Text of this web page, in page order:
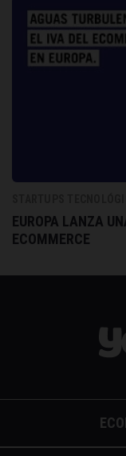
EUROPA LANZA
ECOMMERCE